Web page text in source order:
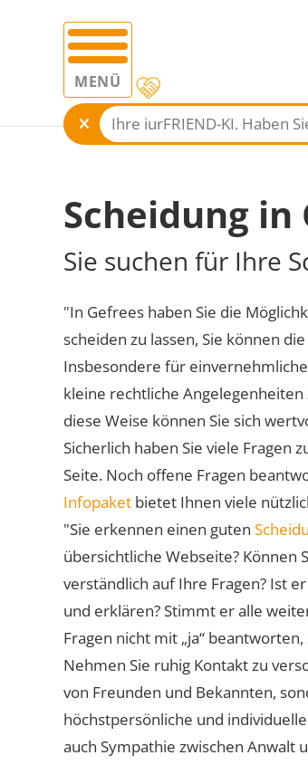
MENÜ
Scheidung in
Sie suchen für Ihre
"In Gefrees haben Sie die
scheiden zu lassen, Sie können die
Insbesondere für
kleine rechtliche
diese Weise können Sie sich
Sicherlich haben Sie viele Fragen
Seite. Noch offene Fragen
Infopaket bietet Ihnen viele
"Sie erkennen einen guten
übersichtliche Webseite?
verständlich auf Ihre Fragen? Ist
und erklären? Stimmt er alle
Fragen nicht mit „ja“
Nehmen Sie ruhig Kontakt zu
von Freunden und Bekannten,
höchstpersönliche und
auch Sympathie zwischen Anwalt